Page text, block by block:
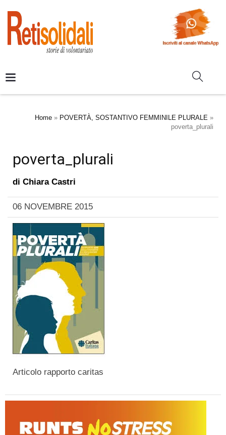
Home » POVERTÀ, SOSTANTIVO FEMMINILE PLURALE »
poverta_plurali
poverta_plurali
di Chiara Castri
06 NOVEMBRE 2015
Articolo rapporto caritas